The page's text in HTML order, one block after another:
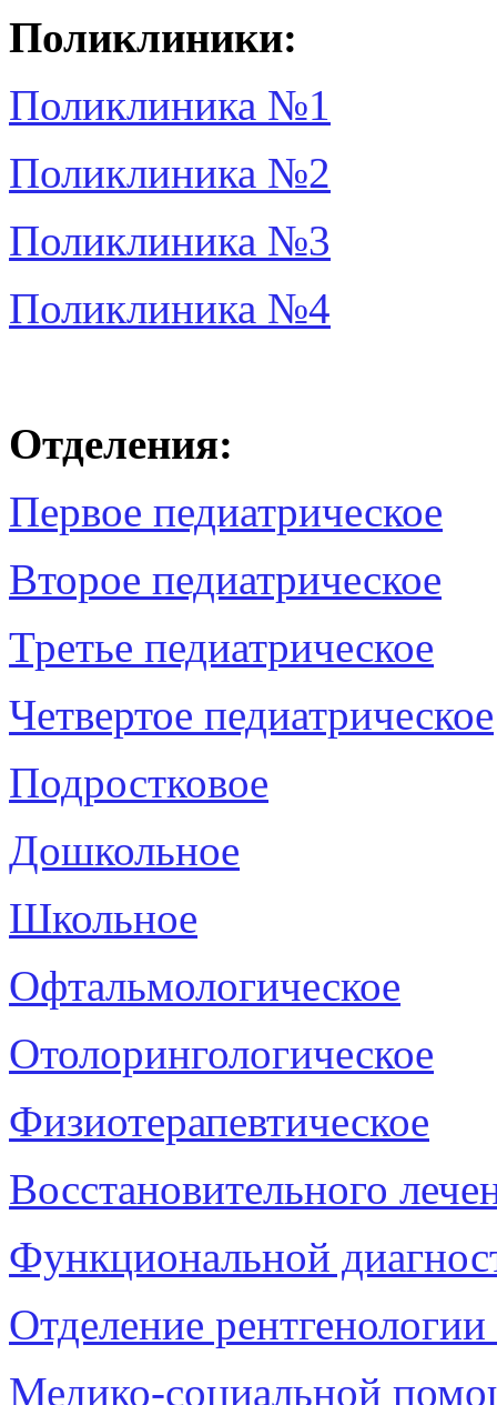
Поликлиники:
Поликлиника №1
Поликлиника №2
Поликлиника №3
Поликлиника №4
Отделения:
Первое педиатрическое
Второе педиатрическое
Третье педиатрическое
Четвертое педиатрическое
Подростковое
Дошкольное
Школьное
Офтальмологическое
Отолорингологическое
Физиотерапевтическое
Восстановительного
Функциональной
Отделение
Медико-социальной